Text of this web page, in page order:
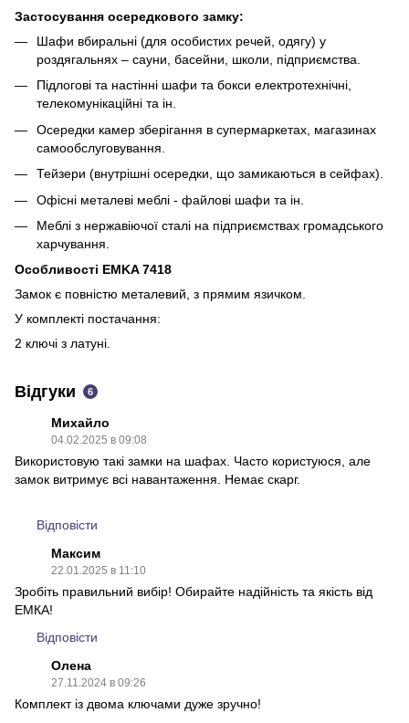
Застосування осередкового замку:
Шафи вбиральні (для особистих речей, одягу) у
роздягальнях – сауни, басейни, школи, підприємства.
Підлогові та настінні шафи та бокси електротехнічні,
телекомунікаційні та ін.
Осередки камер зберігання в супермаркетах, магазинах
самообслуговування.
Тейзери (внутрішні осередки, що замикаються в сейфах).
Офісні металеві меблі - файлові шафи та ін.
Меблі з нержавіючої сталі на підприємствах громадського
харчування.
Особливості EMKA 7418
Замок є повністю металевий, з прямим язичком.
У комплекті постачання:
2 ключі з латуні.
Відгуки 6
Михайло
04.02.2025 в 09:08
Використовую такі замки на шафах. Часто користуюся, але
замок витримує всі навантаження. Немає скарг.
Відповісти
Максим
22.01.2025 в 11:10
Зробіть правильний вибір! Обирайте надійність та якість від
ЕМКА!
Відповісти
Олена
27.11.2024 в 09:26
Комплект із двома ключами дуже зручно!